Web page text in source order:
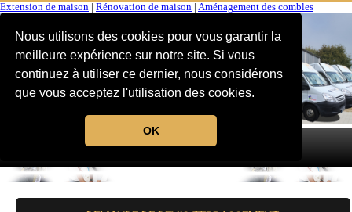
Nous utilisons des cookies pour vous garantir la
meilleure expérience sur notre site. Si vous
continuez à utiliser ce dernier, nous considérons
que vous acceptez l'utilisation des cookies.
OK
Extension de maison Rénovation de maison Aménagement des combles
MENU